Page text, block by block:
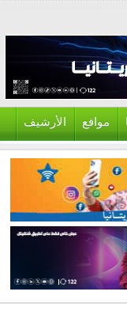
مواقع الأرشيف